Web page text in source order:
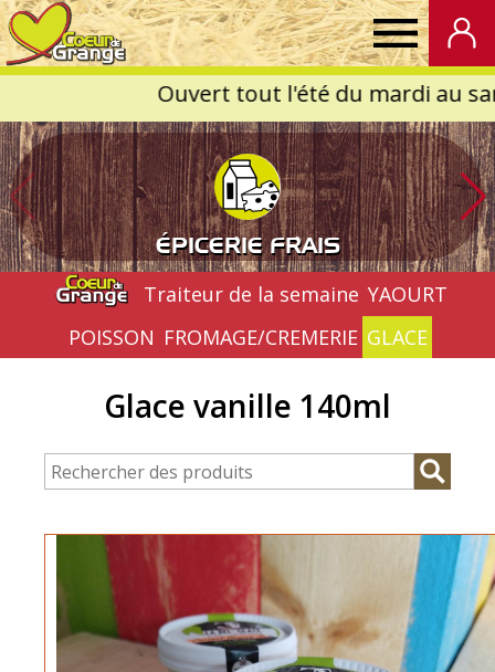
Coeur
Grange
ÉPICERIE FRAIS
Traiteur de la semaine YAOURT
POISSON FROMAGE/CREMERIE GLACE
Glace vanille 140ml